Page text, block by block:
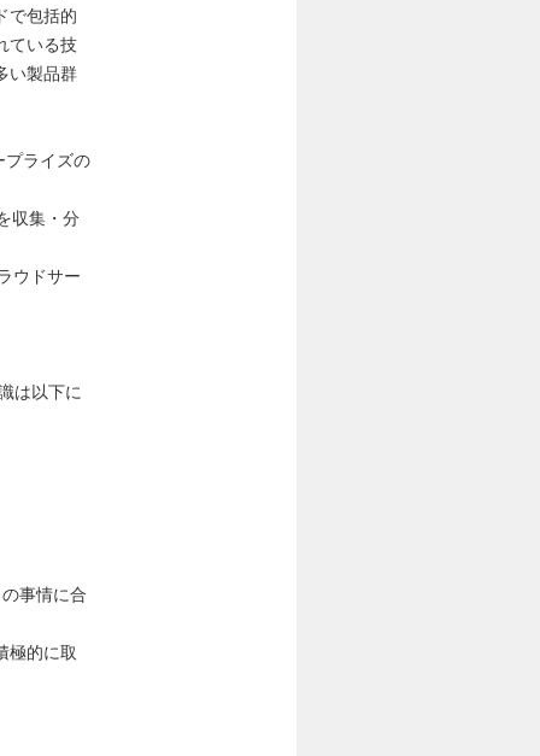
で包括的
ている技
い製品群
プライズの
収集・分
ウドサー
は以下に
事情に合
極的に取